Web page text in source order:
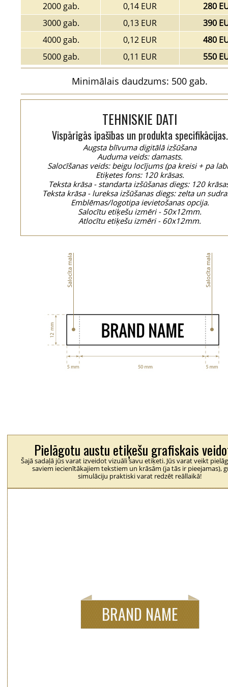
2000 gab.
0,14 EUR
280
3000 gab.
0,13 EUR
390
4000 gab.
0,12 EUR
480
5000 gab.
0,11 EUR 550
Minimālais daudzums: 500 gab.
TEHNISKIE DATI
Vispārīgās īpašības un produkta specifikācijas.
Augsta blīvuma digitālā izšūšana
Auduma veids: damasts.
Salocīšanas veids: beigu locījums (pa kreisi + pa
Etiķetes fons: 120 krāsas.
Teksta krāsa - standarta izšūšanas diegs: 120
Teksta krāsa - lureksa izšūšanas diegs: zelta un
Emblēmas/logotipa ievietošanas opcija.
Salocītu etiķešu izmēri - 50x12mm.
Atlocītu etiķešu izmēri - 60x12mm.
Salocīta mala Salocīta mala
Pielāgotu austu etiķešu grafiskais
Šajā sadaļā jūs varat izveidot vizuāli savu etiķeti. Jūs varat veikt
saviem iecienītākajiem tekstiem un krāsām (ja tās ir pieejamas),
simulāciju praktiski varat redzēt reāllaikā!